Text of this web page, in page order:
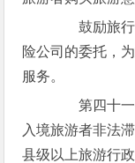
鼓励旅行
险公司的委托，
服务。
第四十一
入境旅游者非法
县级以上旅游行